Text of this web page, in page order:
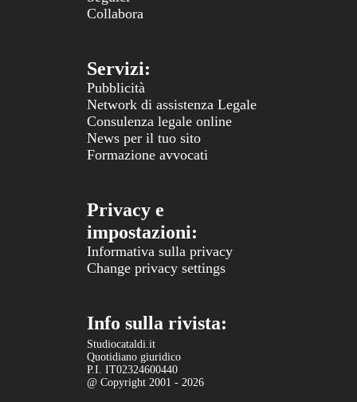
Collabora
Servizi:
Pubblicità
Network di assistenza Legale
Consulenza legale online
News per il tuo sito
Formazione avvocati
Privacy e
impostazioni:
Informativa sulla privacy
Change privacy settings
Info sulla rivista:
Studiocataldi.it
Quotidiano giuridico
P.I. IT02324600440
@ Copyright 2001 - 2026